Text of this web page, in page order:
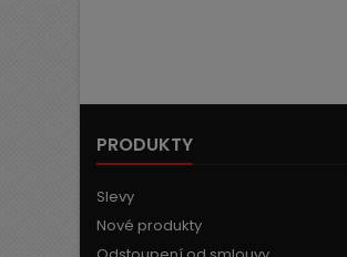
PRODUKTY
Slevy
Nové produkty